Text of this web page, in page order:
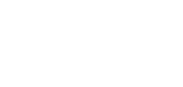
BRUKERTILLATELSER